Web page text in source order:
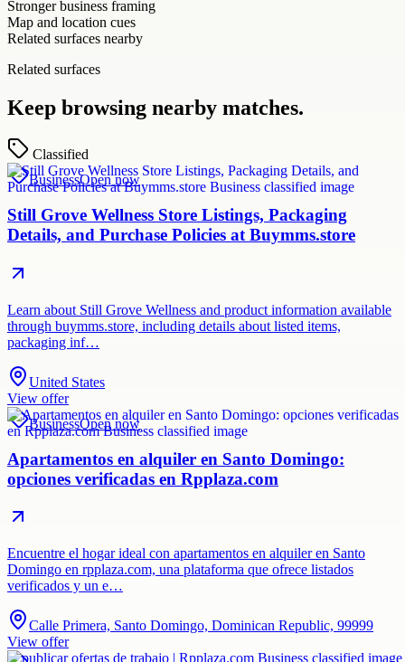
Stronger business framing
Map and location cues
Related surfaces nearby
Related surfaces
Keep browsing nearby matches.
Classified
BusinessOpen now
Still Grove Wellness Store Listings, Packaging
Details, and Purchase Policies at Buymms.store
Learn about Still Grove Wellness and product information available
through buymms.store, including details about listed items,
packaging inf…
United States
View offer
BusinessOpen now
Apartamentos en alquiler en Santo Domingo:
opciones verificadas en Rpplaza.com
Encuentre el hogar ideal con apartamentos en alquiler en Santo
Domingo en rpplaza.com, una plataforma que ofrece listados
verificados y un e…
Calle Primera, Santo Domingo, Dominican Republic, 99999
View offer